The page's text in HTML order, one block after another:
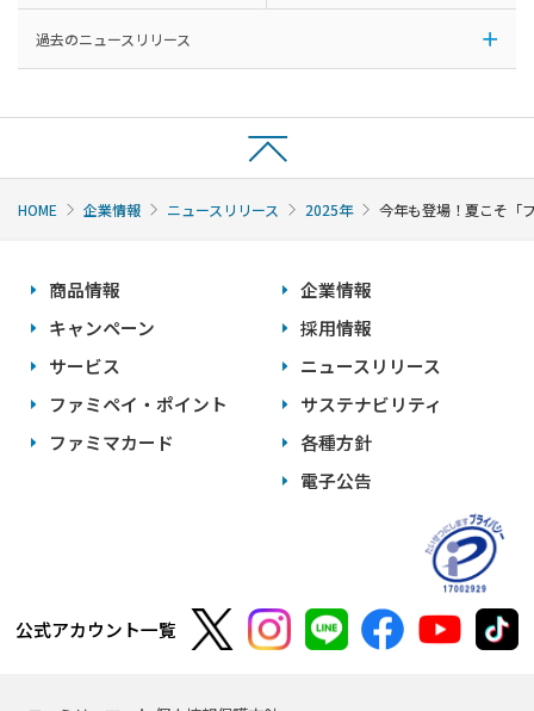
過去のニュースリリース
HOME 企業情報 ニュースリリース 2025年 今年も登場！夏こそ「
商品情報
キャンペーン
サービス
ファミペイ・ポイント
ファミマカード
企業情報
採用情報
ニュースリリース
サステナビリティ
各種方針
電子公告
公式アカウント一覧